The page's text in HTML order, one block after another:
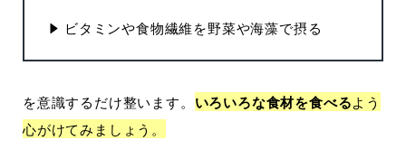
ビタミンや食物繊維を野菜や海藻で摂る
を意識するだけ整います。 いろいろな食材を食べるよう
心がけてみましょう。